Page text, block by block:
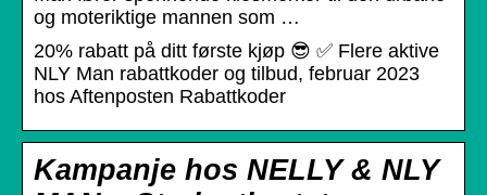
og moteriktige mannen som …
20% rabatt på ditt første kjøp 😎 ✅ Flere aktive
NLY Man rabattkoder og tilbud, februar 2023
hos Aftenposten Rabattkoder
Kampanje hos NELLY & NLY